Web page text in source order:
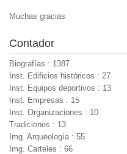
Muchas gracias
Contador
Biografías : 1387
Inst. Edificios históricos : 27
Inst. Equipos deportivos : 13
Inst. Empresas : 15
Inst. Organizaciones : 10
Tradiciones : 13
Img. Arqueología : 55
Img. Carteles : 66